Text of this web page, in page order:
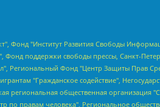
программ "Лилит", Дальневосточное общественное движение "Маяк", Санкт-Петербургская ЛГБТ-инициативная группа "Выход", Инициативная группа ЛГБТ+ "Реверс", Алексеев Андрей Викторович, Бекбулатова Таисия Львовна, Беляев Иван Михайлович, Владыкина Елена Сергеевна, Гельман Марат Александрович, Никульшина Вероника Юрьевна, Толоконникова Надежда Андреевна, Шендерович Виктор Анатольевич, Общество с ограниченной ответственностью "Данное сообщение", Общество с ограниченной ответственностью Издательский дом "Новая глава", Айнбиндер Александра Александровна, Московский комьюнити-центр для ЛГБТ+инициатив, Благотворительный фонд развития филантропии, Deutsche Welle (Германия, Kurt-Schumacher-Strasse 3, 53113 Bonn), Борзунова Мария Михайловна, Воробьев Виктор Викторович, Голубева Анна Львовна, Константинова Алла Михайловна, Малкова Ирина Владимировна, Мурадов Мурад Абдулгалимович, Осетинская Елизавета Николаевна, Понасенков Евгений Николаевич, Ганапольский Матвей Юрьевич, Киселев Евгений Алексеевич, Борухович Ирина Григорьевна, Дремин Иван Тимофеевич, Дубровский Дмитрий Викторович, Красноярская региональная общественная организация поддержки и развития альтернативных образовательных технологий и межкультурных коммуникаций "ИНТЕРРА", Маяковская Екатерина Алексеевна, Фейгин Марк Захарович, Филимонов Андрей Викторович, Дзугкоева Регина Николаевна, Доброхотов Роман Александрович, Дудь Юрий Александрович, Елкин Сергей Владимирович, Кругликов Кирилл Игоревич, Сабунаева Мария Леонидовна, Семенов Алексей Владимирович, Шаинян Карен Багратович, Шульман Екатерина Михайловна, Асафьев Артур Валерьевич, Вахштайн Виктор Семенович, Венедиктов Алексей Алексеевич, Лушникова Екатерина Евгеньевна, Волков Леонид Михайлович, Невзоров Александр Глебович, Пархоменко Сергей Борисович, Сироткин Ярослав Николаевич, Кара-Мурза Владимир Владимирович, Баранова Наталья Владимировна, Гозман Леонид Яковлевич, Кагарлицкий Борис Юльевич, Климарев Михаил